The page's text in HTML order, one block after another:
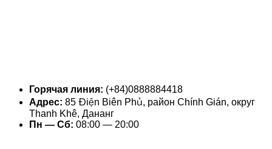
Горячая линия: (+84)0888884418
Адрес: 85 Điện Biên Phủ, район Chính Gián, округ
Thanh Khê, Дананг
Пн — Сб: 08:00 — 20:00